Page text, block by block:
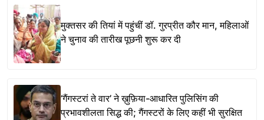
मुक्तसर की तियां में पहुंचीं डॉ. गुरप्रीत कौर मान, महिलाओं
ने चुनाव की तारीख पूछनी शुरू कर दी
‘गैंगस्टरां ते वार’ ने ख़ुफ़िया-आधारित पुलिसिंग की
प्रभावशीलता सिद्ध की; गैंगस्टरों के लिए कहीं भी सुरक्षित